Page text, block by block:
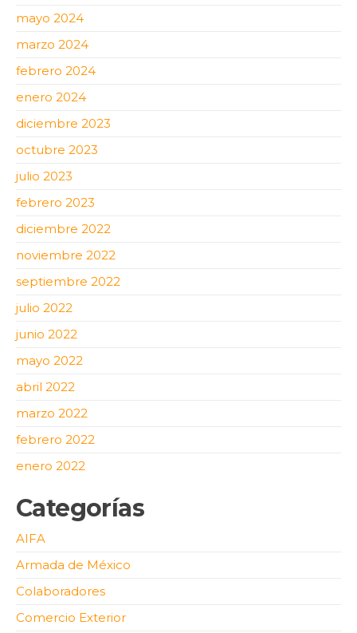
mayo 2024
marzo 2024
febrero 2024
enero 2024
diciembre 2023
octubre 2023
julio 2023
febrero 2023
diciembre 2022
noviembre 2022
septiembre 2022
julio 2022
junio 2022
mayo 2022
abril 2022
marzo 2022
febrero 2022
enero 2022
Categorías
AIFA
Armada de México
Colaboradores
Comercio Exterior